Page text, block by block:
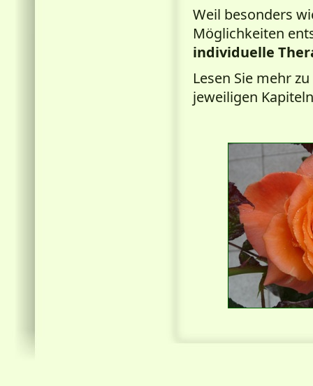
Weil besonders
Möglichkeiten
individuelle
Lesen Sie mehr
jeweiligen